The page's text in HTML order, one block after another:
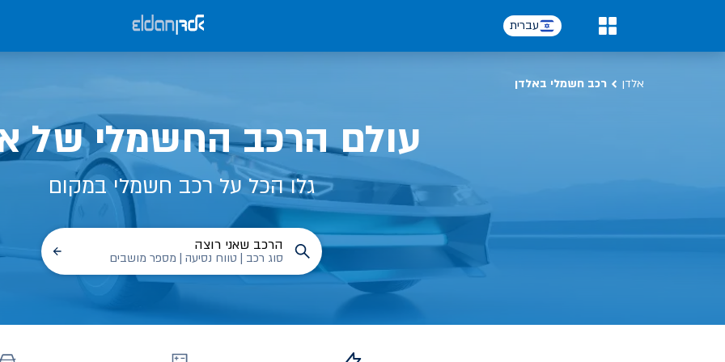
עברית
אלדן רכב חשמלי באלדן
עולם הרכב החשמלי של
גלו הכל על רכב חשמלי במקום
הרכב שאני רוצה
סוג רכב | טווח נסיעה | מספר מושבים